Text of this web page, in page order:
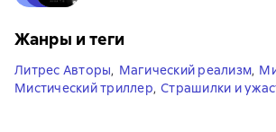
Жанры и теги
Литрес Авторы, Магический реализм,
Мистический триллер, Страшилки и